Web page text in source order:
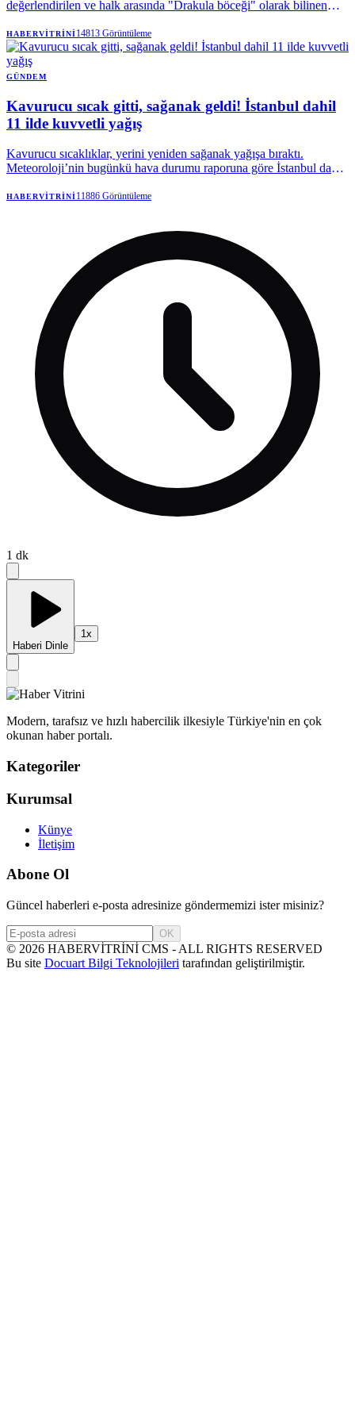
değerlendirilen ve halk arasında "Drakula böceği" olarak bilinen
kaynaklarından fındığı tehdit etmeyi sürdürüyor. Trabzon'da
başlayan mücadele devam ederken, böceğin son olarak Rize'de
görülmesi üzerine bölgede karantina tedbirleri uygulamaya alındı.
HABERVITRINI14813 Görüntüleme
GÜNDEM
Kavurucu sıcak gitti, sağanak geldi! İstanbul dahil
11 ilde kuvvetli yağış
Kavurucu sıcaklıklar, yerini yeniden sağanak yağışa bıraktı.
Meteoroloji’nin bugünkü hava durumu raporuna göre İstanbul dahil
illerde kuvvetli olacak? Kaç gün sürecek? İşte son uyarılar…
HABERVITRINI11886 Görüntüleme
1 dk
Haberi Dinle
1x
Modern, tarafsız ve hızlı habercilik ilkesiyle Türkiye'nin en çok
okunan haber portalı.
Kategoriler
Kurumsal
Künye
İletişim
Abone Ol
Güncel haberleri e-posta adresinize göndermemizi ister misiniz?
OK
© 2026 HABERVİTRİNİ CMS - ALL RIGHTS RESERVED
Bu site Docuart Bilgi Teknolojileri tarafından geliştirilmiştir.